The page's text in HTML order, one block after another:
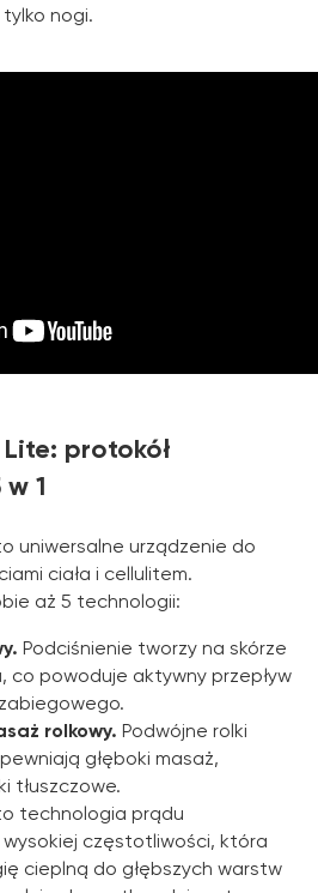
nogi.
protokół
1
uniwersalne urządzenie do
ciała i cellulitem.
aż 5 technologii:
Podciśnienie tworzy na skórze
co powoduje aktywny przepływ
rolkowy. Podwójne rolki
głęboki masaż,
tłuszczowe.
technologia prądu
częstotliwości, która
cieplną do głębszych warstw